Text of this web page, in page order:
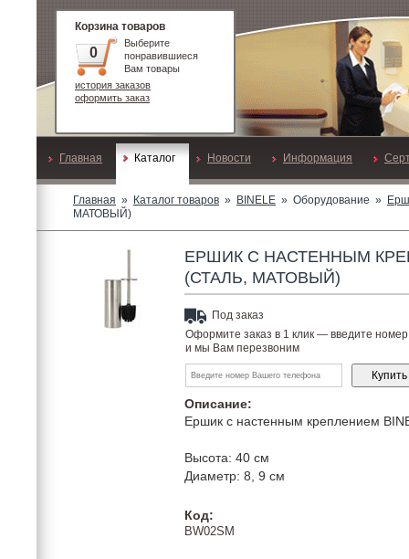
Корзина товаров
0
Выберите
понравившиеся
Вам товары
история заказов
оформить заказ
Главная Каталог Новости Информация
Главная » Каталог товаров » BINELE » Оборудование »
МАТОВЫЙ)
ЕРШИК С НАСТЕННЫМ
(СТАЛЬ, МАТОВЫЙ)
Под заказ
Оформите заказ в 1 клик — введите
и мы Вам перезвоним
Описание:
Ершик с настенным креплением
Высота: 40 см
Диаметр: 8, 9 см
Код:
BW02SM